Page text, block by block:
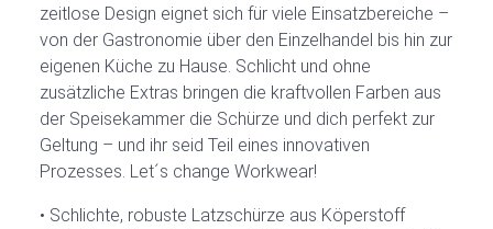
zeitlose Design eignet sich für viele Einsatzbereiche –
von der Gastronomie über den Einzelhandel bis hin zur
eigenen Küche zu Hause. Schlicht und ohne
zusätzliche Extras bringen die kraftvollen Farben aus
der Speisekammer die Schürze und dich perfekt zur
Geltung – und ihr seid Teil eines innovativen
Prozesses. Let´s change Workwear!
Schlichte, robuste Latzschürze aus Köperstoff